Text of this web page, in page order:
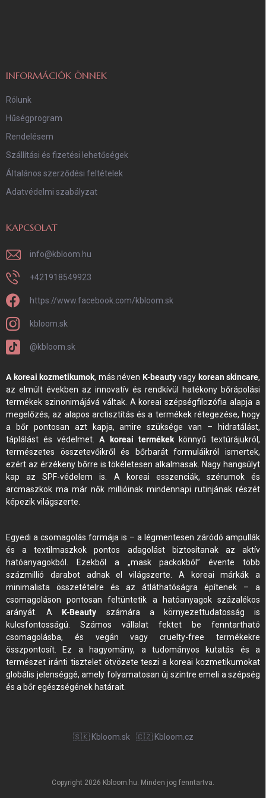
INFORMÁCIÓK ÖNNEK
Rólunk
Hűségprogram
Rendelésem
Szállítási és fizetési lehetőségek
Általános szerződési feltételek
Adatvédelmi szabályzat
KAPCSOLAT
info@kbloom.hu
+421918549923
https://www.facebook.com/kbloom.sk
kbloom.sk
@kbloom.sk
A koreai kozmetikumok, más néven K-beautyvagy korean skincare,
az elmúlt években az innovatív és rendkívül hatékony bőrápolási
termékek szinonimájává váltak. A koreai szépségfilozófia alapja a
megelőzés, az alapos arctisztítás és a termékek rétegezése, hogy
a bőr pontosan azt kapja, amire szüksége van – hidratálást,
táplálást és védelmet.A koreai termékekkönnyű textúrájukról,
természetes összetevőikről és bőrbarát formuláikról ismertek,
ezért az érzékeny bőrre is tökéletesen alkalmasak. Nagy hangsúlyt
kap az SPF-védelem is. A koreai esszenciák, szérumok és
arcmaszkok ma már nők millióinak mindennapi rutinjának részét
képezik világszerte.
Egyedi a csomagolás formája is – a légmentesen záródó ampullák
és a textilmaszkok pontos adagolást biztosítanak az aktív
hatóanyagokból. Ezekből a „mask packokból” évente több
százmillió darabot adnak el világszerte. A koreai márkák a
minimalista összetételre és az átláthatóságra építenek – a
csomagoláson pontosan feltüntetik a hatóanyagok százalékos
arányát. A K-Beauty számára a környezettudatosság is
kulcsfontosságú. Számos vállalat fektet be fenntartható
csomagolásba, és vegán vagy cruelty-free termékekre
összpontosít. Ez a hagyomány, a tudományos kutatás és a
természet iránti tisztelet ötvözete teszi a koreai kozmetikumokat
globális jelenséggé, amely folyamatosan új szintre emeli a szépség
és a bőr egészségének határait.
🇸🇰 Kbloom.sk 🇨🇿 Kbloom.cz
Copyright 2026 Kbloom.hu. Minden jog fenntartva.